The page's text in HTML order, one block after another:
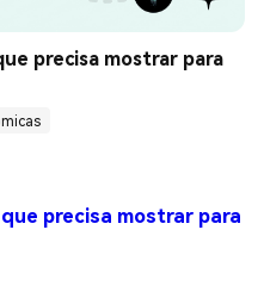
precisa mostrar para
precisa mostrar para